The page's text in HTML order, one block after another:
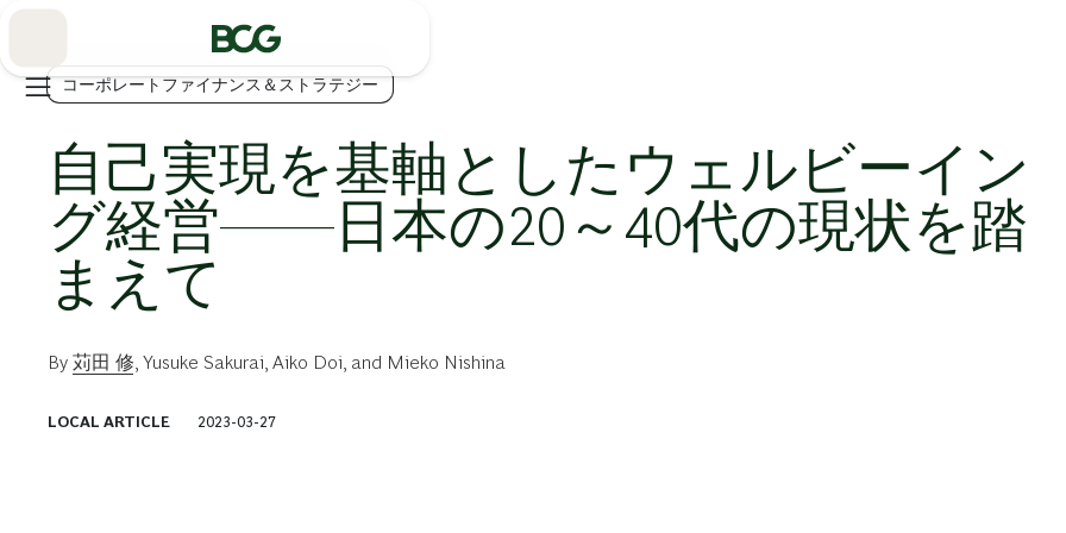
コーポレートファイナンス＆ストラテジー
自己実現を基軸としたウェルビーイン
グ経営――日本の20～40代の現状を踏
まえて
By 苅田 修 Yusuke Sakurai Aiko Doi , and Mieko Nishina
LOCAL ARTICLE 2023-03-27